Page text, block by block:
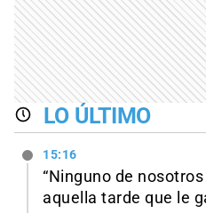
LO ÚLTIMO
15:16
“Ninguno de
aquella tarde que le